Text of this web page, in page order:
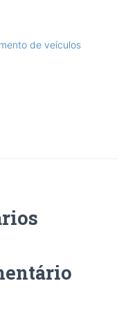
de veículos